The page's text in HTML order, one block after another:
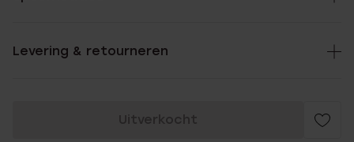
Levering & retourneren
Uitverkocht